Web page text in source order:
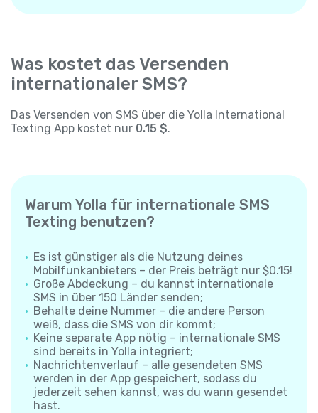
Was kostet das Versenden
internationaler SMS?
Das Versenden von SMS über die Yolla International
Texting App kostet nur 0.15 $.
Warum Yolla für internationale SMS
Texting benutzen?
Es ist günstiger als die Nutzung deines
Mobilfunkanbieters – der Preis beträgt nur $0.15!
Große Abdeckung – du kannst internationale
SMS in über 150 Länder senden;
Behalte deine Nummer – die andere Person
weiß, dass die SMS von dir kommt;
Keine separate App nötig – internationale SMS
sind bereits in Yolla integriert;
Nachrichtenverlauf – alle gesendeten SMS
werden in der App gespeichert, sodass du
jederzeit sehen kannst, was du wann gesendet
hast.